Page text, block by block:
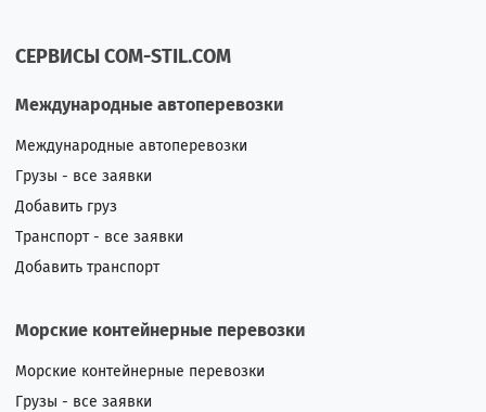
СЕРВИСЫ COM-STIL.COM
Международные автоперевозки
Международные автоперевозки
Грузы - все заявки
Добавить груз
Транспорт - все заявки
Добавить транспорт
Морские контейнерные перевозки
Морские контейнерные перевозки
Грузы - все заявки